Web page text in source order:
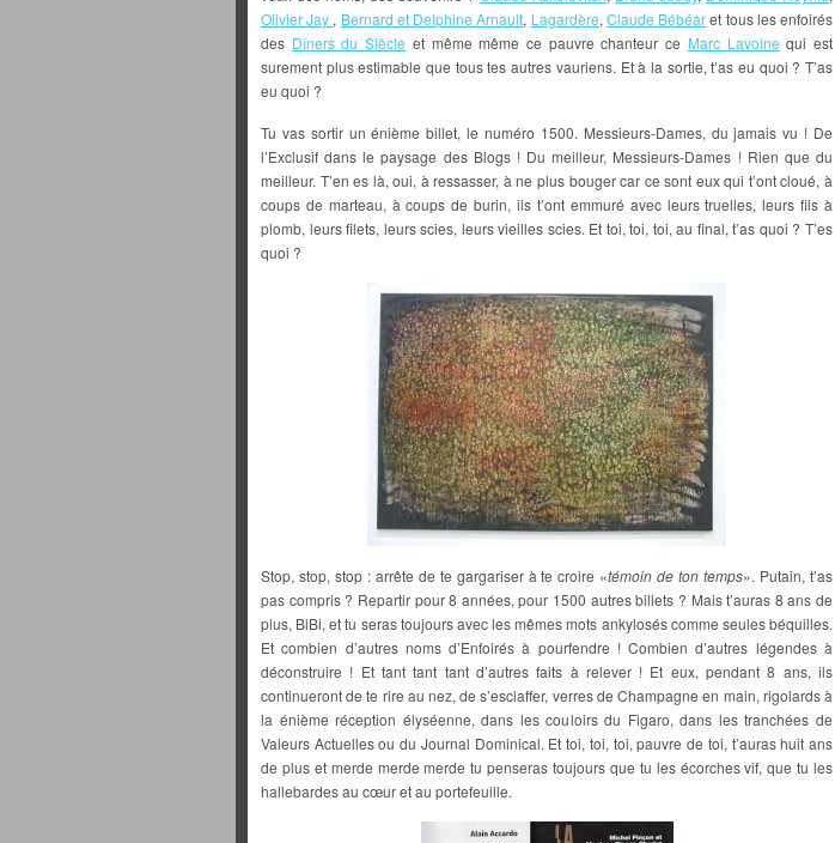
Olivier Jay , Bernard et Delphine Arnault, Lagardère, Claude Bébéaret tous les enfoirés
des Dîners du Siècle et même même ce pauvre chanteur ce Marc Lavoine qui est
surement plus estimable que tous tes autres vauriens. Et à la sortie, t’as eu quoi ? T’as
eu quoi ?
Tu vas sortir un énième billet, le numéro 1500. Messieurs-Dames, du jamais vu ! De
l’Exclusif dans le paysage des Blogs ! Du meilleur, Messieurs-Dames ! Rien que du
meilleur. T’en es là, oui, à ressasser, à ne plus bouger car ce sont eux qui t’ont cloué, à
coups de marteau, à coups de burin, ils t’ont emmuré avec leurs truelles, leurs fils à
plomb, leurs filets, leurs scies, leurs vieilles scies. Et toi, toi, toi, au final, t’as quoi ? T’es
quoi ?
Stop, stop, stop : arrête de te gargariser à te croire «témoin de ton temps». Putain, t’as
pas compris ? Repartir pour 8 années, pour 1500 autres billets ? Mais t’auras 8 ans de
plus, BiBi, et tu seras toujours avec les mêmes mots ankylosés comme seules béquilles.
Et combien d’autres noms d’Enfoirés à pourfendre ! Combien d’autres légendes à
déconstruire ! Et tant tant tant d’autres faits à relever ! Et eux, pendant 8 ans, ils
continueront de te rire au nez, de s’esclaffer, verres de Champagne en main, rigolards à
la énième réception élyséenne, dans les couloirs du Figaro, dans les tranchées de
Valeurs Actuelles ou du Journal Dominical. Et toi, toi, toi, pauvre de toi, t’auras huit ans
de plus et merde merde merde tu penseras toujours que tu les écorches vif, que tu les
hallebardes au cœur et au portefeuille.